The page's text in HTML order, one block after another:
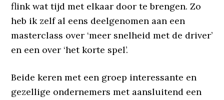
flink wat tijd met elkaar door te brengen. Zo
heb ik zelf al eens deelgenomen aan een
masterclass over ‘meer snelheid met de driver’
en een over ‘het korte spel’.
Beide keren met een groep interessante en
gezellige ondernemers met aansluitend een